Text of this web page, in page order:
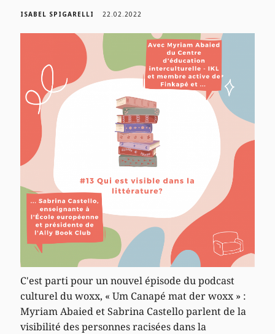
ISABEL SPIGARELLI 22.02.2022
C'est parti pour un nouvel épisode du podcast
culturel du woxx, « Um Canapé mat der woxx » :
Myriam Abaied et Sabrina Castello parlent de la
visibilité des personnes racisées dans la